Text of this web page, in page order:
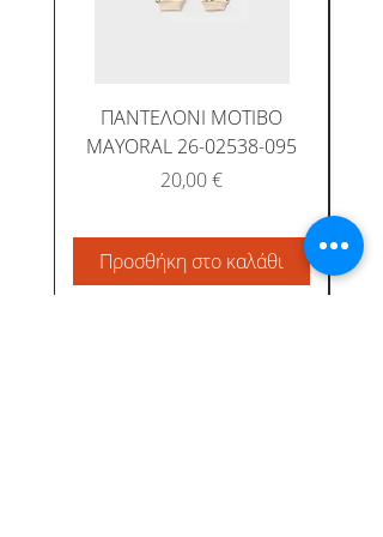
ΠΑΝΤΕΛΟΝΙ ΜΟΤΙΒΟ
MAYORAL 26-02538-095
Τιμή
20,00 €
Προσθήκη στο καλάθι